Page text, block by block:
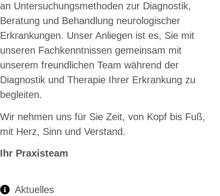
an Untersuchungsmethoden zur Diagnostik,
Beratung und Behandlung neurologischer
Erkrankungen. Unser Anliegen ist es, Sie mit
unseren Fachkenntnissen gemeinsam mit
unserem freundlichen Team während der
Diagnostik und Therapie Ihrer Erkrankung zu
begleiten.
Wir nehmen uns für Sie Zeit, von Kopf bis Fuß,
mit Herz, Sinn und Verstand.
Ihr Praxisteam
Aktuelles